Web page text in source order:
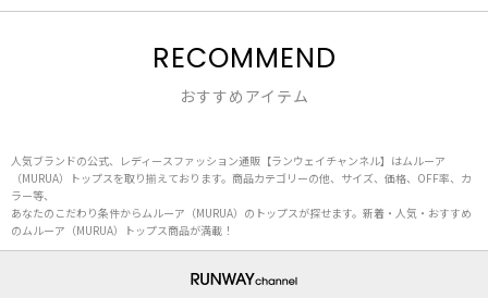
RECOMMEND
おすすめアイテム
人気ブランドの公式、レディースファッション通販【ランウェイチャンネル】はムルーア
（MURUA）トップスを取り揃えております。商品カテゴリーの他、サイズ、価格、OFF率、カ
ラー等、
あなたのこだわり条件からムルーア（MURUA）のトップスが探せます。新着・人気・おすすめ
のムルーア（MURUA）トップス商品が満載！